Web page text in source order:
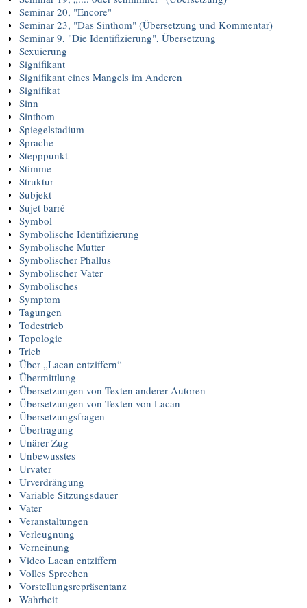
Seminar 20, "Encore"
Seminar 23, "Das Sinthom" (Übersetzung und Kommentar)
Seminar 9, "Die Identifizierung", Übersetzung
Sexuierung
Signifikant
Signifikant eines Mangels im Anderen
Signifikat
Sinn
Sinthom
Spiegelstadium
Sprache
Stepppunkt
Stimme
Struktur
Subjekt
Sujet barré
Symbol
Symbolische Identifizierung
Symbolische Mutter
Symbolischer Phallus
Symbolischer Vater
Symbolisches
Symptom
Tagungen
Todestrieb
Topologie
Trieb
Über „Lacan entziffern“
Übermittlung
Übersetzungen von Texten anderer Autoren
Übersetzungen von Texten von Lacan
Übersetzungsfragen
Übertragung
Unärer Zug
Unbewusstes
Urvater
Urverdrängung
Variable Sitzungsdauer
Vater
Veranstaltungen
Verleugnung
Verneinung
Video Lacan entziffern
Volles Sprechen
Vorstellungsrepräsentanz
Wahrheit